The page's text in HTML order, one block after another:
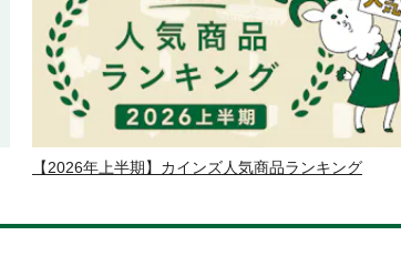
【2026年上半期】カインズ人気商品ランキング